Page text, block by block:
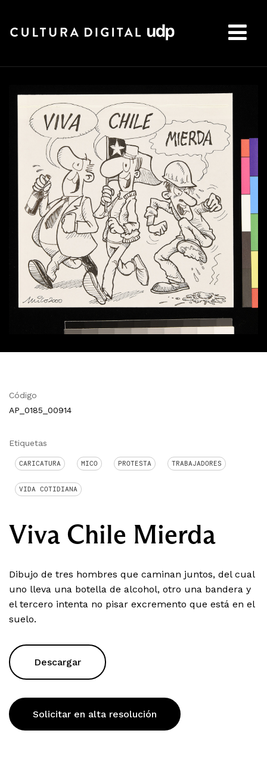
Código
AP_0185_00914
Etiquetas
CARICATURA MICO PROTESTA TRABAJADORES
VIDA COTIDIANA
Viva Chile Mierda
Dibujo de tres hombres que caminan juntos, del cual
uno lleva una botella de alcohol, otro una bandera y
el tercero intenta no pisar excremento que está en el
suelo.
Descargar
Solicitar en alta resolución